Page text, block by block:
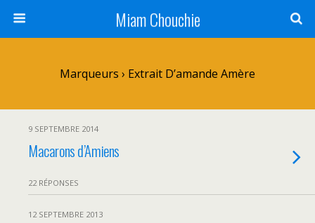
Miam Chouchie
Marqueurs › Extrait D’amande Amère
9 SEPTEMBRE 2014
Macarons d’Amiens
22 RÉPONSES
12 SEPTEMBRE 2013